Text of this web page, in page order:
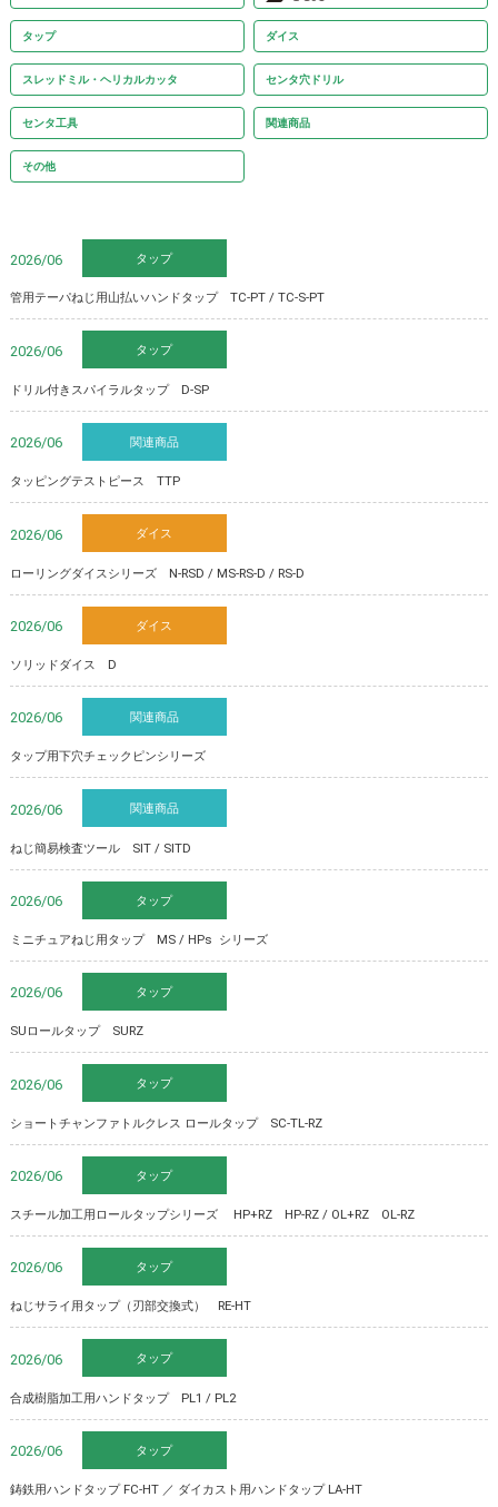
タップ ダイス
スレッドミル・ヘリカルカッタ センタ穴ドリル
センタ工具 関連商品
その他
2026/06 タップ
管用テーパねじ用山払いハンドタップ TC-PT / TC-S-PT
2026/06 タップ
ドリル付きスパイラルタップ D-SP
2026/06 関連商品
タッピングテストピース TTP
2026/06 ダイス
ローリングダイスシリーズ N-RSD / MS-RS-D / RS-D
2026/06 ダイス
ソリッドダイス D
2026/06 関連商品
タップ用下穴チェックピンシリーズ
2026/06 関連商品
ねじ簡易検査ツール SIT / SITD
2026/06 タップ
ミニチュアねじ用タップ MS / HPs シリーズ
2026/06 タップ
SUロールタップ SURZ
2026/06 タップ
ショートチャンファトルクレス ロールタップ SC-TL-RZ
2026/06 タップ
スチール加工用ロールタップシリーズ HP+RZ HP-RZ / OL+RZ OL-RZ
2026/06 タップ
ねじサライ用タップ（刃部交換式） RE-HT
2026/06 タップ
合成樹脂加工用ハンドタップ PL1 / PL2
2026/06 タップ
鋳鉄用ハンドタップ FC-HT ／ ダイカスト用ハンドタップ LA-HT